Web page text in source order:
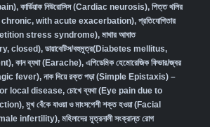
, কার্ডিয়াক নিউরোসিস (Cardiac neurosis), পিত্ত থলির
chronic, with acute exacerbation), প্রতিযোগিতার
stress syndrome), মাথার আঘাত
closed), ডায়াবেটিস/বহুমূত্র(Diabetes mellitus,
, কান ব্যথা (Earache), এপিডেমিক হেমোরেজিক ফিভার/জ্বর
fever), নাক দিয়ে রক্ত পড়া (Simple Epistaxis) –
local disease, চোখে ব্যথা (Eye pain due to
, মুখ বেঁকে যাওয়া ও মাংসপেশী শক্ত হওয়া (Facial
infertility), মহিলাদের মূত্রনালী সংক্রান্ত রোগ